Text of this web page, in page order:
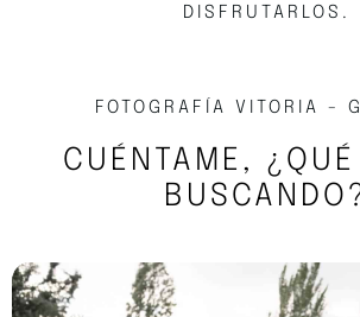
DISFRUTARLOS.​
FOTOGRAFÍA VITORIA -
CUÉNTAME, ¿QUÉ